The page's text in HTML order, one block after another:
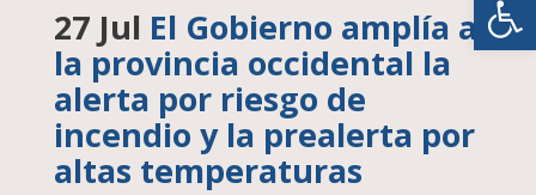
27 Jul El Gobierno amplía a
la provincia occidental la
alerta por riesgo de
incendio y la prealerta por
altas temperaturas